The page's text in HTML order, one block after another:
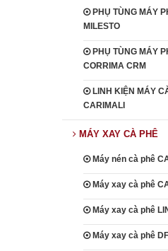
PHỤ TÙNG MÁY
MILESTO
PHỤ TÙNG MÁY
CORRIMA CRM
LINH KIỆN MÁY
CARIMALI
MÁY XAY CÀ PHÊ
Máy nén cà phê
Máy xay cà phê
Máy xay cà phê
Máy xay cà phê